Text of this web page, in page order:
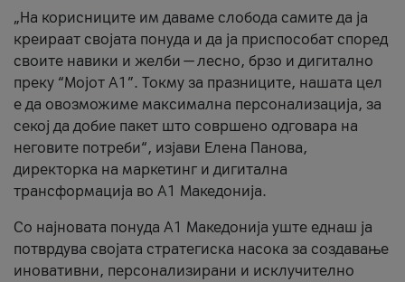
„На корисниците им даваме слобода самите да ја
креираат својата понуда и да ја приспособат според
своите навики и желби — лесно, брзо и дигитално
преку “Мојот А1”. Токму за празниците, нашата цел
е да овозможиме максимална персонализација, за
секој да добие пакет што совршено одговара на
неговите потреби“, изјави Елена Панова,
директорка на маркетинг и дигитална
трансформација во А1 Македонија.
Со најновата понуда А1 Македонија уште еднаш ја
потврдува својата стратегиска насока за создавање
иновативни, персонализирани и исклучително